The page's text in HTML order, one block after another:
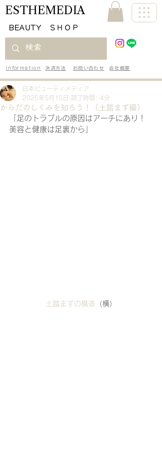
ESTHEMEDIA
​BEAUTY ＳＨＯＰ
information 決済方法 お問い合わせ 会社概要
からだのしくみを知ろう！（土踏まず編）
日本ビューティメディア
2025年5月15日
読了時間: 4分
「足のトラブルの原因はアーチにあり！
美容と健康は足裏から」
土踏まずの構造 （横）